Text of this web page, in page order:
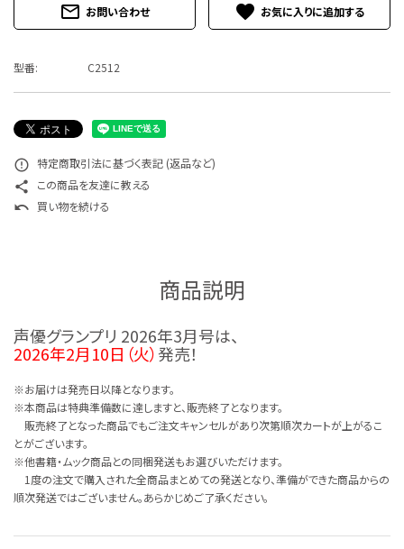
mail_outline お問い合わせ favorite
型番: C2512
error_outline 特定商取引法に基づく表記 (返品など)
share この商品を友達に教える
undo 買い物を続ける
商品説明
声優グランプリ 2026年3月号は、
2026年2月10日（火）発売！
※お届けは発売日以降となります。
※本商品は特典準備数に達しますと、販売終了となります。
販売終了となった商品でもご注文キャンセルがあり次第順次カートが上がるこ
とがございます。
※他書籍・ムック商品との同梱発送もお選びいただけます。
1度の注文で購入された全商品まとめての発送となり、準備ができた商品からの
順次発送ではございません。あらかじめご了承ください。